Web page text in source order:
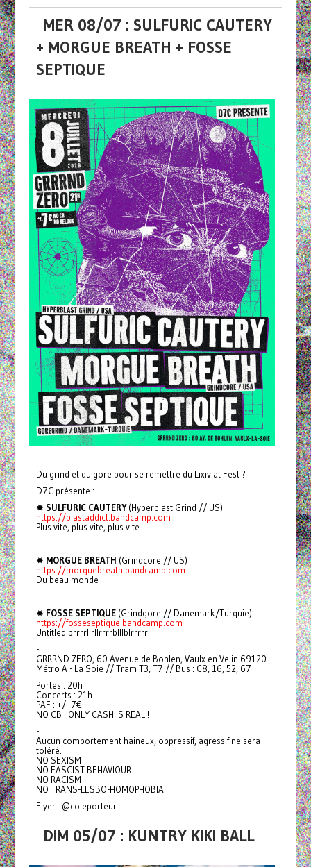
MER 08/07 : SULFURIC CAUTERY
+ MORGUE BREATH + FOSSE
SEPTIQUE
Du grind et du gore pour se remettre du Lixiviat Fest ?
D7C présente :
✹ SULFURIC CAUTERY(Hyperblast Grind // US)
https://blastaddict.bandcamp.com
Plus vite, plus vite, plus vite
✹ MORGUE BREATH (Grindcore // US)
https://morguebreath.bandcamp.com
Du beau monde
✹ FOSSE SEPTIQUE(Grindgore // Danemark/Turquie)
https://fosseseptique.bandcamp.com
Untitled brrrrllrllrrrrblllblrrrrrllll
-
GRRRND ZERO, 60 Avenue de Bohlen, Vaulx en Velin 69120
Métro A - La Soie // Tram T3, T7 // Bus : C8, 16, 52, 67
Portes : 20h
Concerts : 21h
PAF : +/- 7€
NO CB ! ONLY CASH IS REAL !
-
Aucun comportement haineux, oppressif, agressif ne sera
toléré.
NO SEXISM
NO FASCIST BEHAVIOUR
NO RACISM
NO TRANS-LESBO-HOMOPHOBIA
Flyer : @coleporteur
DIM 05/07 : KUNTRY KIKI BALL